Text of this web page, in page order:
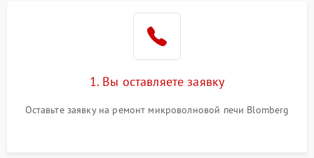
1. Вы оставляете заявку
Оставьте заявку на ремонт микроволновой печи Blomberg